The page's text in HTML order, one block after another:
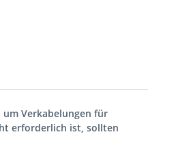
um Verkabelungen für
erforderlich ist, sollten